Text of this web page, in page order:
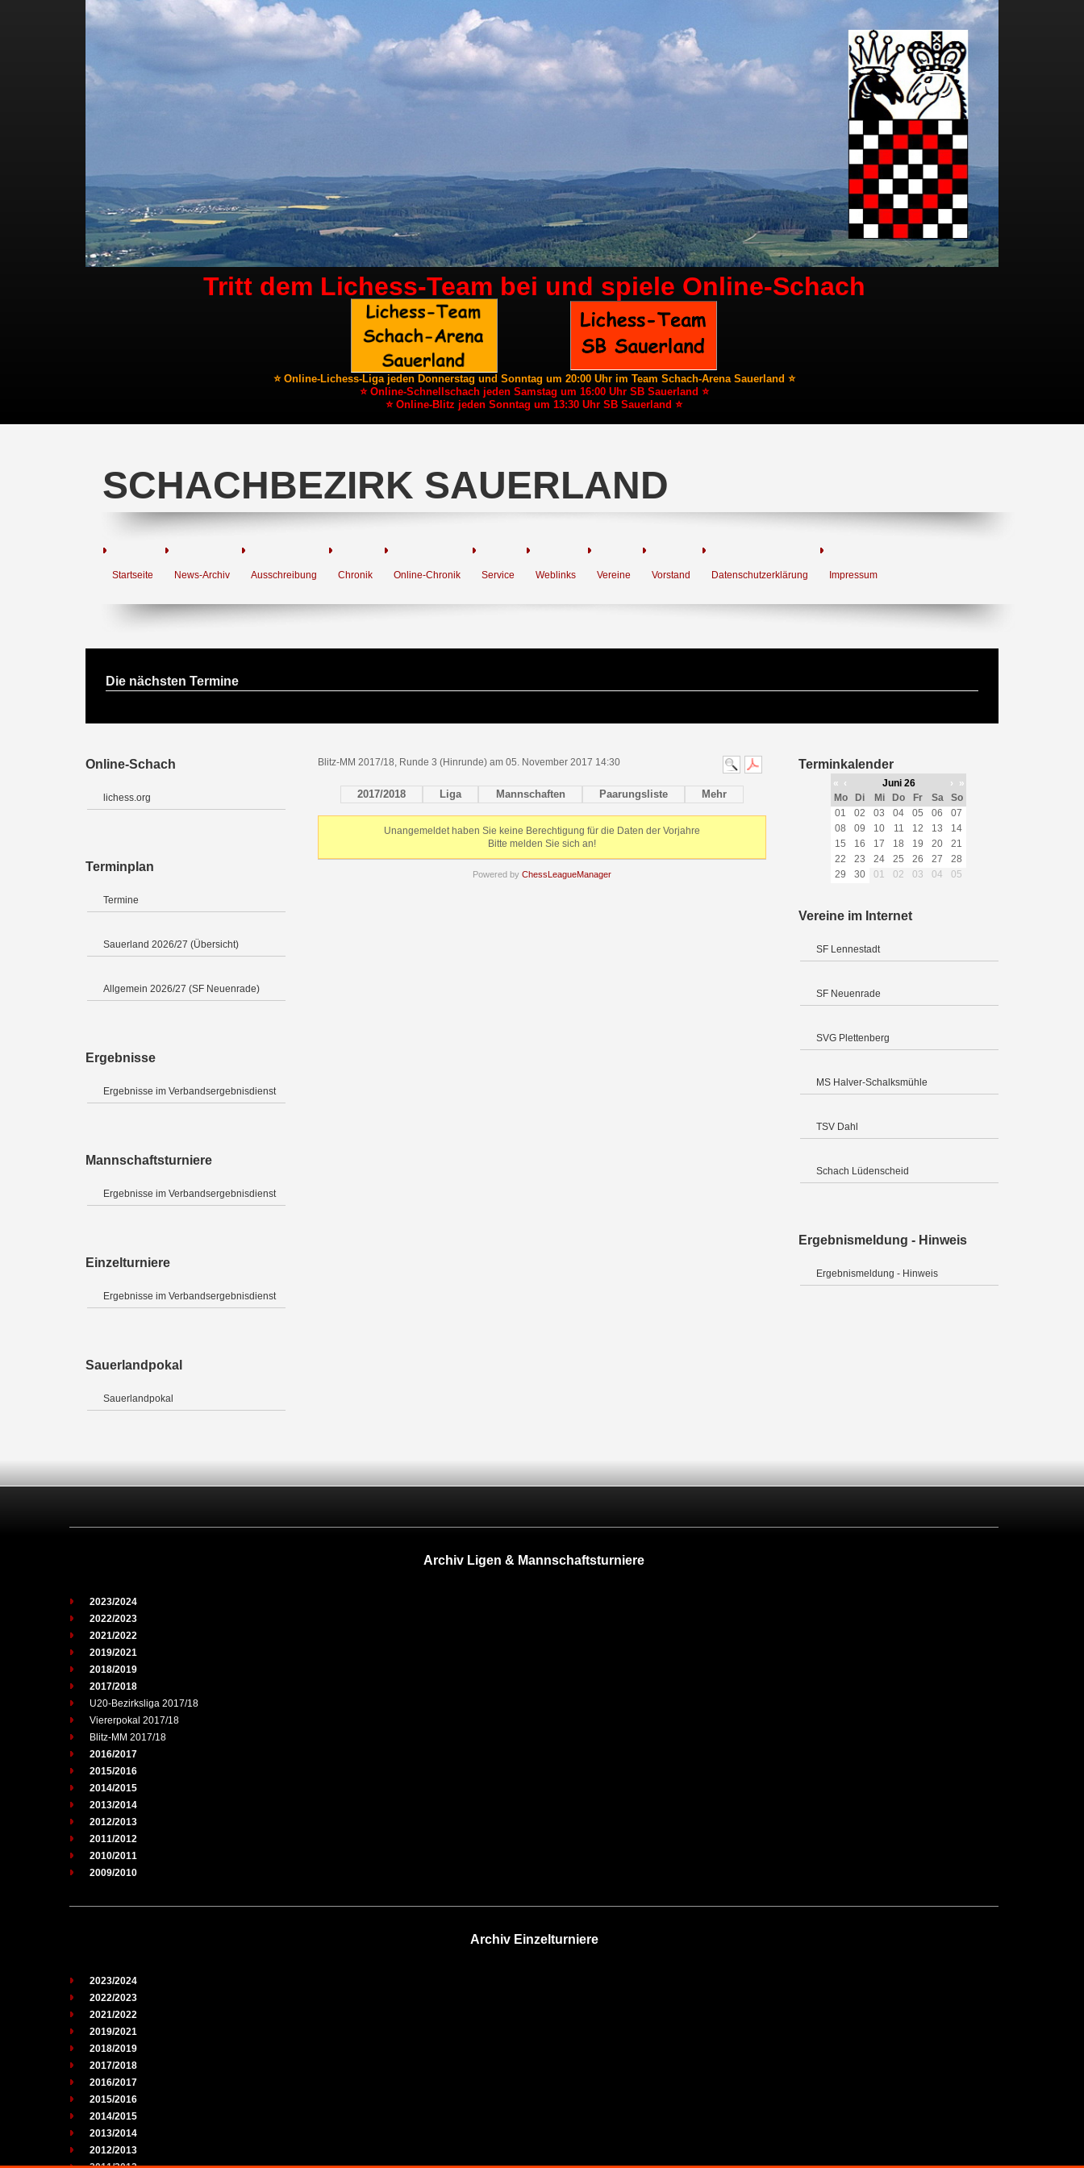
Tritt dem Lichess-Team bei und spiele Online-Schach
⭐ Online-Lichess-Liga jeden Donnerstag und Sonntag um 20:00 Uhr im Team Schach-Arena Sauerland ⭐
⭐ Online-Schnellschach jeden Samstag um 16:00 Uhr SB Sauerland ⭐
⭐ Online-Blitz jeden Sonntag um 13:30 Uhr SB Sauerland ⭐
SCHACHBEZIRK SAUERLAND
Startseite News-Archiv Ausschreibung Chronik Online-Chronik Service Weblinks Vereine Vorstand Datenschutzerklärung Impressum
Die nächsten Termine
Online-Schach
lichess.org
Terminplan
Termine
Sauerland 2026/27 (Übersicht)
Allgemein 2026/27 (SF Neuenrade)
Ergebnisse
Ergebnisse im Verbandsergebnisdienst
Mannschaftsturniere
Ergebnisse im Verbandsergebnisdienst
Einzelturniere
Ergebnisse im Verbandsergebnisdienst
Sauerlandpokal
Sauerlandpokal
Blitz-MM 2017/18, Runde 3 (Hinrunde) am 05. November 2017 14:30
2017/2018 Liga Mannschaften Paarungsliste Mehr
Unangemeldet haben Sie keine Berechtigung für die Daten der Vorjahre
Bitte melden Sie sich an!
Powered by ChessLeagueManager
Terminkalender
« ‹ Juni 26 ›
»
Mo
Di Mi Do Fr Sa
So
01
02 03 04 05 06
07
08
09 10 11 12 13
14
15
16 17 18 19 20
21
22
23 24 25 26 27
28
29
30 01 02 03 04 05
Vereine im Internet
SF Lennestadt
SF Neuenrade
SVG Plettenberg
MS Halver-Schalksmühle
TSV Dahl
Schach Lüdenscheid
Ergebnismeldung - Hinweis
Ergebnismeldung - Hinweis
Archiv Ligen & Mannschaftsturniere
2023/2024
2022/2023
2021/2022
2019/2021
2018/2019
2017/2018
U20-Bezirksliga 2017/18
Viererpokal 2017/18
Blitz-MM 2017/18
2016/2017
2015/2016
2014/2015
2013/2014
2012/2013
2011/2012
2010/2011
2009/2010
Archiv Einzelturniere
2023/2024
2022/2023
2021/2022
2019/2021
2018/2019
2017/2018
2016/2017
2015/2016
2014/2015
2013/2014
2012/2013